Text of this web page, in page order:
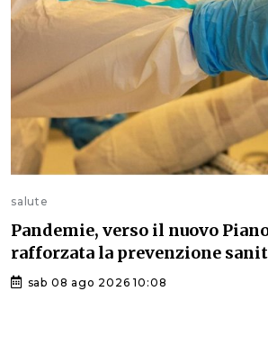
salute
Pandemie, verso il nuovo
rafforzata la prevenzione
sab 08 ago 2026 10:08